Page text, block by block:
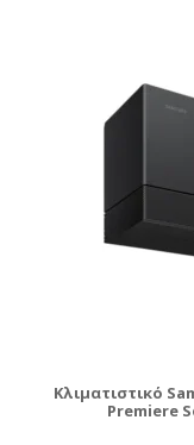
Κλιματιστικό
Premiere